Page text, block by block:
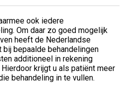
ook iedere
Om daar zo goed mogelijk
heeft de Nederlandse
bepaalde behandelingen
additioneel in rekening
krijgt u als patiënt meer
behandeling in te vullen.